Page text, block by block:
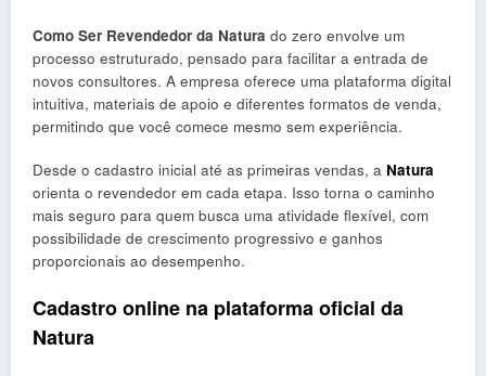
Como Ser Revendedor da Natura do zero envolve um
processo estruturado, pensado para facilitar a entrada de
novos consultores. A empresa oferece uma plataforma digital
intuitiva, materiais de apoio e diferentes formatos de venda,
permitindo que você comece mesmo sem experiência.
Desde o cadastro inicial até as primeiras vendas, a Natura
orienta o revendedor em cada etapa. Isso torna o caminho
mais seguro para quem busca uma atividade flexível, com
possibilidade de crescimento progressivo e ganhos
proporcionais ao desempenho.
Cadastro online na plataforma oficial da
Natura